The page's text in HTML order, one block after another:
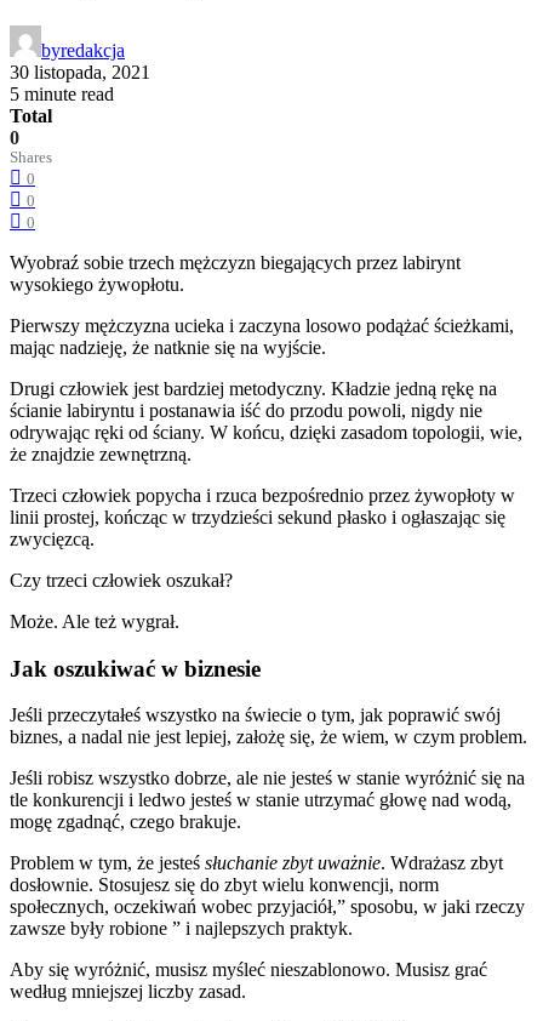
byredakcja
30 listopada, 2021
5 minute read
Total
0
Shares
0
0
0
Wyobraź sobie trzech mężczyzn biegających przez labirynt
wysokiego żywopłotu.
Pierwszy mężczyzna ucieka i zaczyna losowo podążać ścieżkami,
mając nadzieję, że natknie się na wyjście.
Drugi człowiek jest bardziej metodyczny. Kładzie jedną rękę na
ścianie labiryntu i postanawia iść do przodu powoli, nigdy nie
odrywając ręki od ściany. W końcu, dzięki zasadom topologii, wie,
że znajdzie zewnętrzną.
Trzeci człowiek popycha i rzuca bezpośrednio przez żywopłoty w
linii prostej, kończąc w trzydzieści sekund płasko i ogłaszając się
zwycięzcą.
Czy trzeci człowiek oszukał?
Może. Ale też wygrał.
Jak oszukiwać w biznesie
Jeśli przeczytałeś wszystko na świecie o tym, jak poprawić swój
biznes, a nadal nie jest lepiej, założę się, że wiem, w czym problem.
Jeśli robisz wszystko dobrze, ale nie jesteś w stanie wyróżnić się na
tle konkurencji i ledwo jesteś w stanie utrzymać głowę nad wodą,
mogę zgadnąć, czego brakuje.
Problem w tym, że jesteś słuchanie zbyt uważnie. Wdrażasz zbyt
dosłownie. Stosujesz się do zbyt wielu konwencji, norm
społecznych, oczekiwań wobec przyjaciół,” sposobu, w jaki rzeczy
zawsze były robione ” i najlepszych praktyk.
Aby się wyróżnić, musisz myśleć nieszablonowo. Musisz grać
według mniejszej liczby zasad.